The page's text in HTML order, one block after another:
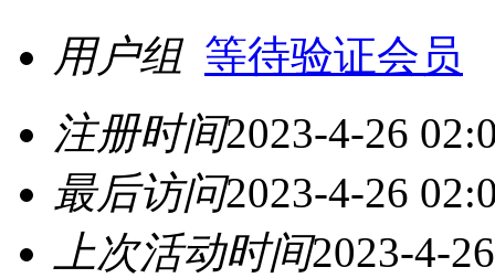
用户组 等待验证会员
注册时间2023-4-26
最后访问2023-4-26
上次活动时间2023-4-